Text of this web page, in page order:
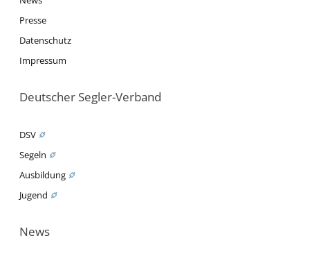
Presse
Datenschutz
Impressum
Deutscher Segler-Verband
DSV
Segeln
Ausbildung
Jugend
News